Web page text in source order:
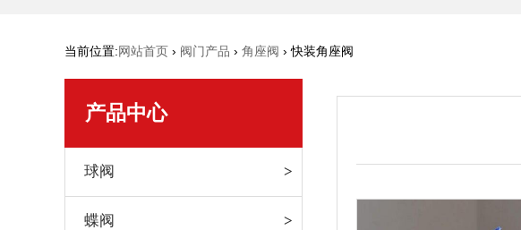
当前位置:网站首页 › 阀门产品 › 角座阀 ›快装角座阀
产品中心
球阀
蝶阀